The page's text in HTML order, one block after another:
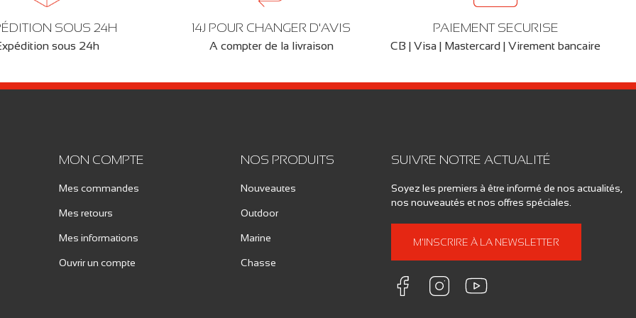
SOUS 24H
sous 24h
14J POUR CHANGER D'AVIS
A compter de la livraison
PAIEMENT SECURISE
CB | Visa | Mastercard | Virement bancaire
MON COMPTE
Mes commandes
Mes retours
Mes informations
Ouvrir un compte
NOS PRODUITS
Nouveautes
Outdoor
Marine
Chasse
SUIVRE NOTRE ACTUALITÉ
Soyez les premiers à être informé de nos actualités,
nos nouveautés et nos offres spéciales.
M'INSCRIRE À LA NEWSLETTER